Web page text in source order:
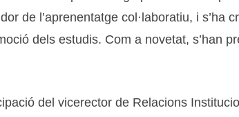
de l’aprenentatge col·laboratiu, i s’ha
dels estudis. Com a novetat, s’han
del vicerector de Relacions